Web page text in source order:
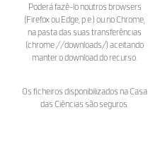
Poderá fazê-lo noutros browsers
(Firefox ou Edge, p.e.) ou no Chrome,
na pasta das suas transferências
(chrome://downloads/) aceitando
manter o download do recurso.
Os ficheiros disponibilizados na Casa
das Ciências são seguros.